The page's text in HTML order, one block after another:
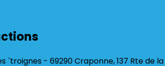
`troignes - 69290 Craponne, 137 Rte de